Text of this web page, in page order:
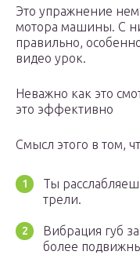
Это упражнение
мотора машины. С
правильно,
видео урок.
Неважно как это
это эффективно
Смысл этого в том,
Ты
трели.
Вибрация губ
более